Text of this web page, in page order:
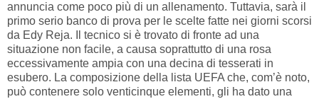
annuncia come poco più di un allenamento. Tuttavia, sarà il
primo serio banco di prova per le scelte fatte nei giorni scorsi
da Edy Reja. Il tecnico si è trovato di fronte ad una
situazione non facile, a causa soprattutto di una rosa
eccessivamente ampia con una decina di tesserati in
esubero. La composizione della lista UEFA che, com’è noto,
può contenere solo venticinque elementi, gli ha dato una